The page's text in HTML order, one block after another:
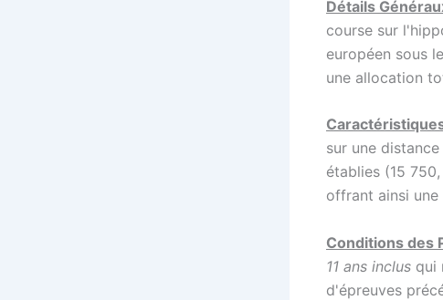
Détails
course sur
européen sous
une allocation
sur une
établies (15
offrant ainsi
Conditions des
11 ans inclus qui
d'épreuves